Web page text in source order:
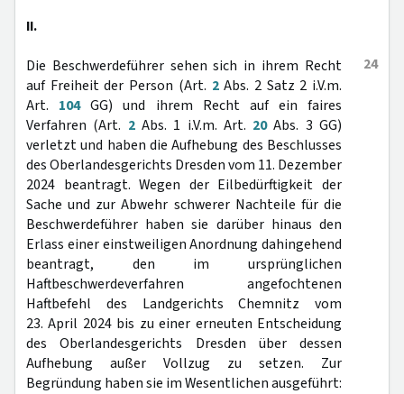
II.
24
Die Beschwerdeführer sehen sich in ihrem Recht
auf Freiheit der Person (Art. 2Abs. 2 Satz 2 i.V.m.
Art. 104GG) und ihrem Recht auf ein faires
Verfahren (Art. 2Abs. 1 i.V.m. Art. 20Abs. 3 GG)
verletzt und haben die Aufhebung des Beschlusses
des Oberlandesgerichts Dresden vom 11. Dezember
2024 beantragt. Wegen der Eilbedürftigkeit der
Sache und zur Abwehr schwerer Nachteile für die
Beschwerdeführer haben sie darüber hinaus den
Erlass einer einstweiligen Anordnung dahingehend
beantragt, den im ursprünglichen
Haftbeschwerdeverfahren angefochtenen
Haftbefehl des Landgerichts Chemnitz vom
23. April 2024 bis zu einer erneuten Entscheidung
des Oberlandesgerichts Dresden über dessen
Aufhebung außer Vollzug zu setzen. Zur
Begründung haben sie im Wesentlichen ausgeführt: